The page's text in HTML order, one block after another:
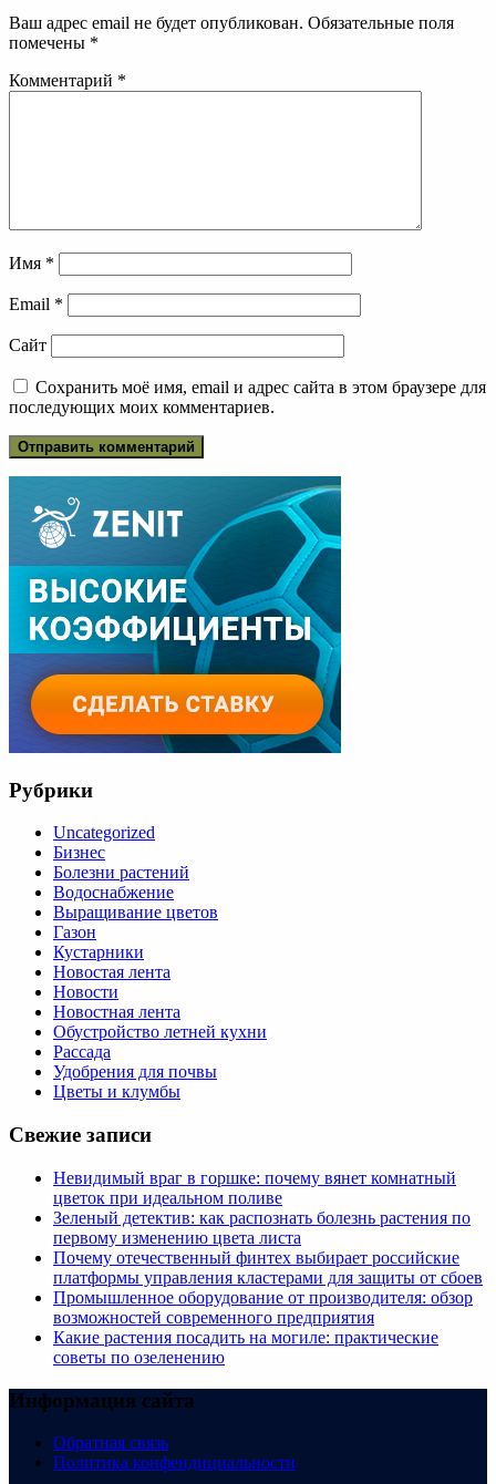
Ваш адрес email не будет опубликован. Обязательные поля
помечены *
Комментарий *
Имя *
Email *
Сайт
Сохранить моё имя, email и адрес сайта в этом браузере для
последующих моих комментариев.
Рубрики
Uncategorized
Бизнес
Болезни растений
Водоснабжение
Выращивание цветов
Газон
Кустарники
Новостая лента
Новости
Новостная лента
Обустройство летней кухни
Рассада
Удобрения для почвы
Цветы и клумбы
Свежие записи
Невидимый враг в горшке: почему вянет комнатный
цветок при идеальном поливе
Зеленый детектив: как распознать болезнь растения по
первому изменению цвета листа
Почему отечественный финтех выбирает российские
платформы управления кластерами для защиты от сбоев
Промышленное оборудование от производителя: обзор
возможностей современного предприятия
Какие растения посадить на могиле: практические
советы по озеленению
Информация сайта
Обратная связь
Политика конфендициальности